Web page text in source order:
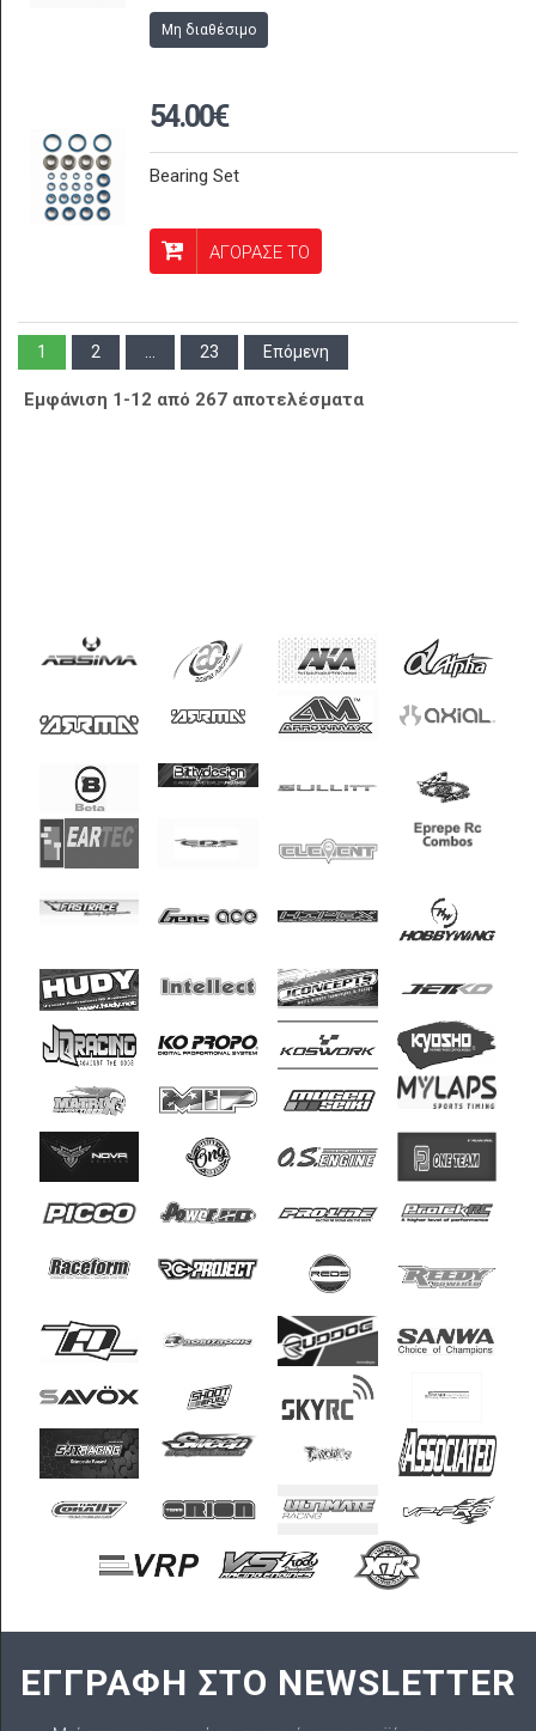
Μη διαθέσιμο
54.00€
Bearing Set
ΑΓΟΡΑΣΕ ΤΟ
1 2 23 Επόμενη
Εμφάνιση 1-12 από 267 αποτελέσματα
ΕΓΓΡΑΦΗ ΣΤΟ NEWSLETTER